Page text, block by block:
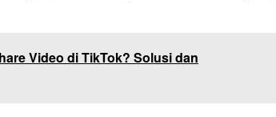
Video di TikTok? Solusi dan